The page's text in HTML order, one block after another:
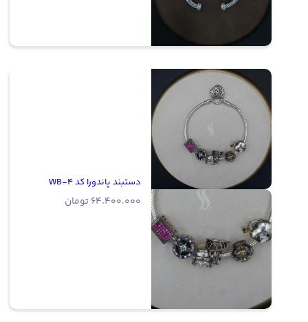
دستبند پاندورا کد WB-4
64.400.000 تومان